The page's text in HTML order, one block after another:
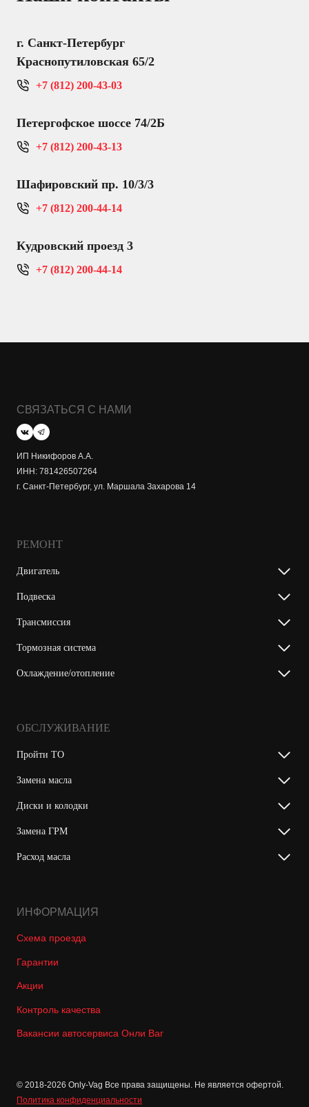
г. Санкт-Петербург
Краснопутиловская 65/2
+7 (812) 200-43-03
Петергофское шоссе 74/2Б
+7 (812) 200-43-13
Шафировский пр. 10/3/3
+7 (812) 200-44-14
Кудровский проезд 3
+7 (812) 200-44-14
СВЯЗАТЬСЯ С НАМИ
ИП Никифоров А.А.
ИНН: 781426507264
г. Санкт-Петербург, ул. Маршала Захарова 14
РЕМОНТ
Двигатель
Подвеска
Трансмиссия
Тормозная система
Охлаждение/отопление
ОБСЛУЖИВАНИЕ
Пройти ТО
Замена масла
Диски и колодки
Замена ГРМ
Расход масла
ИНФОРМАЦИЯ
Схема проезда
Гарантии
Акции
Контроль качества
Вакансии автосервиса Онли Ваг
© 2018-2026 Only-Vag Все права защищены. Не является офертой.
Политика конфиденциальности